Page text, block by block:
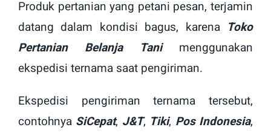
Produk pertanian yang petani pesan, terjamin
datang dalam kondisi bagus, karena Toko
Pertanian Belanja Tanimenggunakan
ekspedisi ternama saat pengiriman.
Ekspedisi pengiriman ternama tersebut,
contohnya SiCepat, J&T, Tiki, Pos Indonesia,